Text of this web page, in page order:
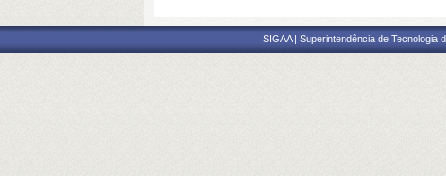
SIGAA | Superintendência de